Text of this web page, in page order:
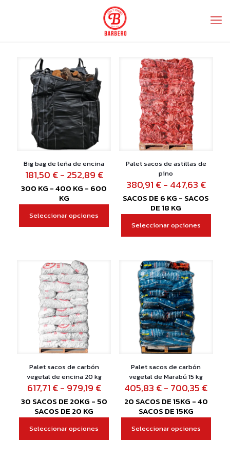
Big bag de leña de encina
181,50 €- 252,89 €Rango
de
precios:
desde
181,50 €
300 KG - 400 KG - 600
KG
Seleccionar opciones
Este
producto
opciones
pueden
página
producto
Palet sacos de astillas de
pino
380,91 €- 447,63 €
de
SACOS DE 6 KG - SACOS
DE 18 KG
Seleccionar opciones
Este
producto
múltiples
variantes.
opciones
pueden
página
producto
Palet sacos de carbón
vegetal de encina 20 kg
617,71 €- 979,19 €Rango
de
precios:
desde
30 SACOS DE 20KG - 50
SACOS DE 20 KG
Seleccionar opciones
Este
producto
Palet sacos de carbón
vegetal de Marabú 15 kg
405,83 €- 700,35 €
de
20 SACOS DE 15KG - 40
SACOS DE 15KG
Seleccionar opciones
Este
producto